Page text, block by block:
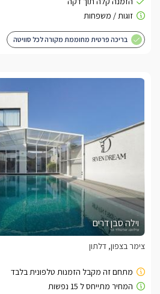
כלול באירוח
הלב.
לצפייה באטרקציות
לחצו כאן
בריכה פרטית מחוממת מקורה לכל סוויטה
וילה סבן דרים
צימר בצפון, דלתון